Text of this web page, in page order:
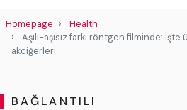
Homepage
Health
Aşılı-aşısız farkı röntgen filminde: İşte
akciğerleri
BAĞLANTILI